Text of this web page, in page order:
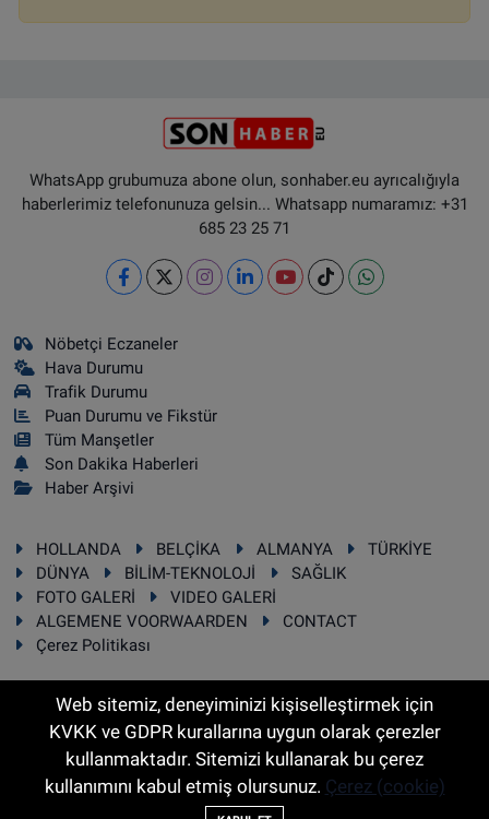
WhatsApp grubumuza abone olun, sonhaber.eu ayrıcalığıyla
haberlerimiz telefonunuza gelsin... Whatsapp numaramız: +31
685 23 25 71
Nöbetçi Eczaneler
Hava Durumu
Trafik Durumu
Puan Durumu ve Fikstür
Tüm Manşetler
Son Dakika Haberleri
Haber Arşivi
HOLLANDA BELÇİKA ALMANYA
TÜRKİYE
DÜNYA
BİLİM-TEKNOLOJİ
SAĞLIK
FOTO GALERİ
VIDEO GALERİ
ALGEMENE VOORWAARDEN
CONTACT
Çerez Politikası
RSS Copyright © 2025 Sonhaber.eu Her hakkı saklıdır.
Web sitemiz, deneyiminizi kişiselleştirmek için
KVKK ve GDPR kurallarına uygun olarak çerezler
kullanmaktadır. Sitemizi kullanarak bu çerez
kullanımını kabul etmiş olursunuz. Çerez (cookie)